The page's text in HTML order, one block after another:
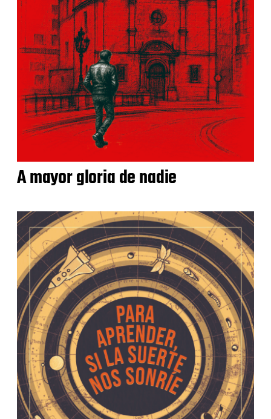
A mayor gloria de nadie